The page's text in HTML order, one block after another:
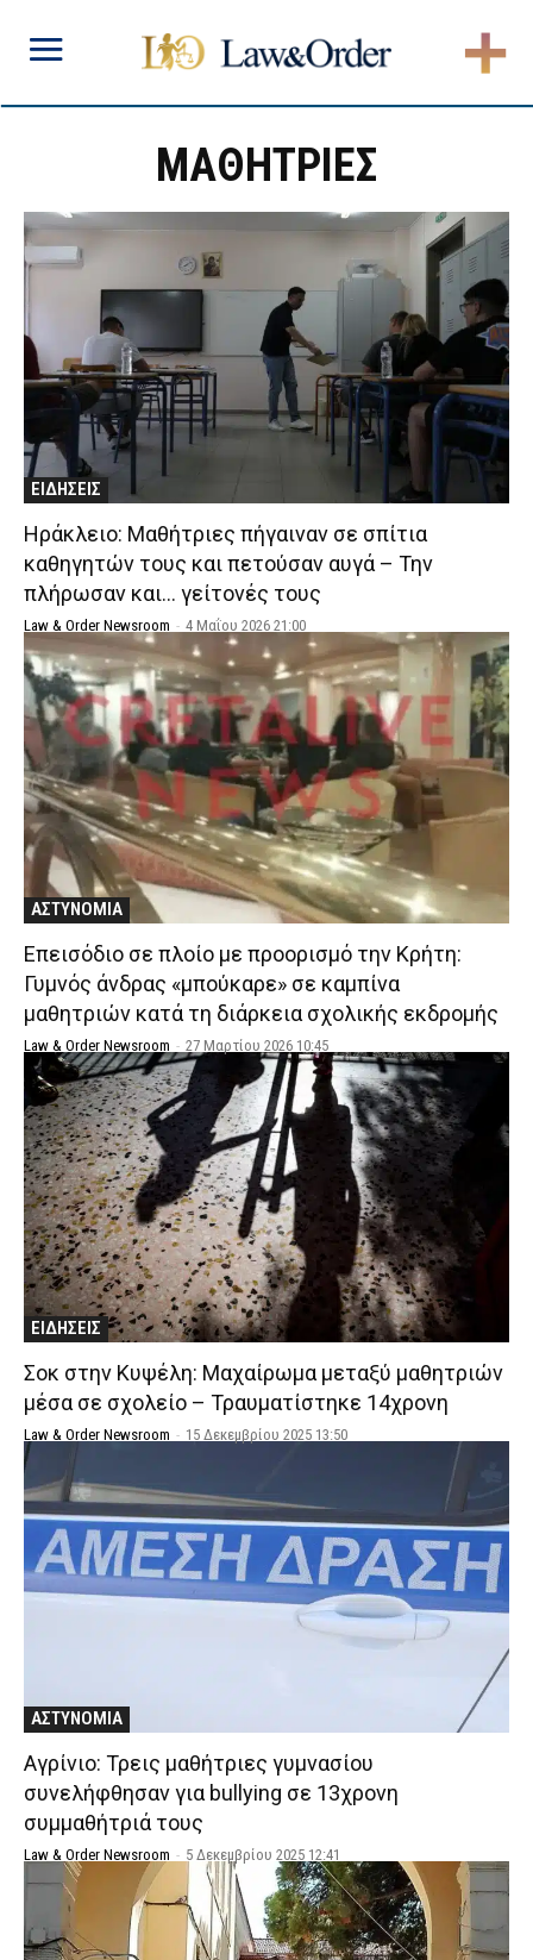
ΜΑΘΗΤΡΙΕΣ
ΕΙΔΗΣΕΙΣ
Ηράκλειο: Μαθήτριες πήγαιναν σε σπίτια
καθηγητών τους και πετούσαν αυγά – Την
πλήρωσαν και… γείτονές τους
Law & Order Newsroom - 4 Μαΐου 2026 21:00
ΑΣΤΥΝΟΜΙΑ
Επεισόδιο σε πλοίο με προορισμό την Κρήτη:
Γυμνός άνδρας «μπούκαρε» σε καμπίνα
μαθητριών κατά τη διάρκεια σχολικής εκδρομής
Law & Order Newsroom - 27 Μαρτίου 2026 10:45
ΕΙΔΗΣΕΙΣ
Σοκ στην Κυψέλη: Μαχαίρωμα μεταξύ μαθητριών
μέσα σε σχολείο – Τραυματίστηκε 14χρονη
Law & Order Newsroom - 15 Δεκεμβρίου 2025 13:50
ΑΣΤΥΝΟΜΙΑ
Αγρίνιο: Τρεις μαθήτριες γυμνασίου
συνελήφθησαν για bullying σε 13χρονη
συμμαθήτριά τους
Law & Order Newsroom - 5 Δεκεμβρίου 2025 12:41